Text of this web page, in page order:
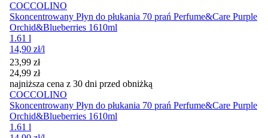
COCCOLINO
Skoncentrowany Płyn do płukania 70 prań Perfume&Care Purple
Orchid&Blueberries 1610ml
1.61 l
14,90 zł/l
Cena promocyjna
23,99 zł
24,99 zł
najniższa cena z 30 dni przed obniżką
COCCOLINO
Skoncentrowany Płyn do płukania 70 prań Perfume&Care Purple
Orchid&Blueberries 1610ml
1.61 l